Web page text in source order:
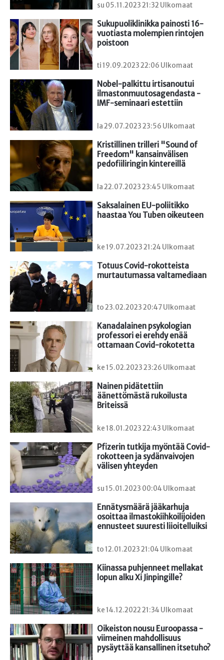
su 05.11.2023 21:32 Ulkomaat
Sukupuoliklinikka painosti 16-
vuotiasta molempien rintojen
poistoon
ti 19.09.2023 22:06 Ulkomaat
Nobel-palkittu irtisanoutui
ilmastonmuutosagendasta -
IMF-seminaari estettiin
la 29.07.2023 23:56 Ulkomaat
Kristillinen trilleri "Sound of
Freedom" kansainvälisen
pedofiiliringin kintereillä
la 22.07.2023 23:45 Ulkomaat
Saksalainen EU-poliitikko
haastaa You Tuben oikeuteen
ke 19.07.2023 21:24 Ulkomaat
Totuus Covid-rokotteista
murtautumassa valtamediaan
to 23.02.2023 20:47 Ulkomaat
Kanadalainen psykologian
professori ei erehdy enää
ottamaan Covid-rokotetta
ke 15.02.2023 23:26 Ulkomaat
Nainen pidätettiin
äänettömästä rukoilusta
Briteissä
ke 18.01.2023 22:43 Ulkomaat
Pfizerin tutkija myöntää Covid-
rokotteen ja sydänvaivojen
välisen yhteyden
su 15.01.2023 00:04 Ulkomaat
Ennätysmäärä jääkarhuja
osoittaa ilmastokiihkoilijoiden
ennusteet suuresti liioitelluiksi
to 12.01.2023 21:04 Ulkomaat
Kiinassa puhjenneet mellakat
lopun alku Xi Jinpingille?
ke 14.12.2022 21:34 Ulkomaat
Oikeiston nousu Euroopassa -
viimeinen mahdollisuus
pysäyttää kansallinen itsetuho?